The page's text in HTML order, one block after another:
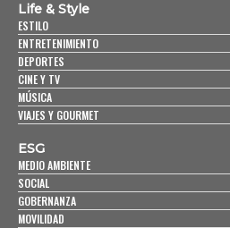
Life & Style
ESTILO
ENTRETENIMIENTO
DEPORTES
CINE Y TV
MÚSICA
VIAJES Y GOURMET
ESG
MEDIO AMBIENTE
SOCIAL
GOBERNANZA
MOVILIDAD